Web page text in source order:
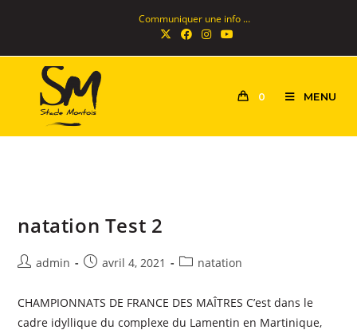
Communiquer une info ...
0 MENU
natation Test 2
admin avril 4, 2021 natation
CHAMPIONNATS DE FRANCE DES MAÎTRES C’est dans le
cadre idyllique du complexe du Lamentin en Martinique,